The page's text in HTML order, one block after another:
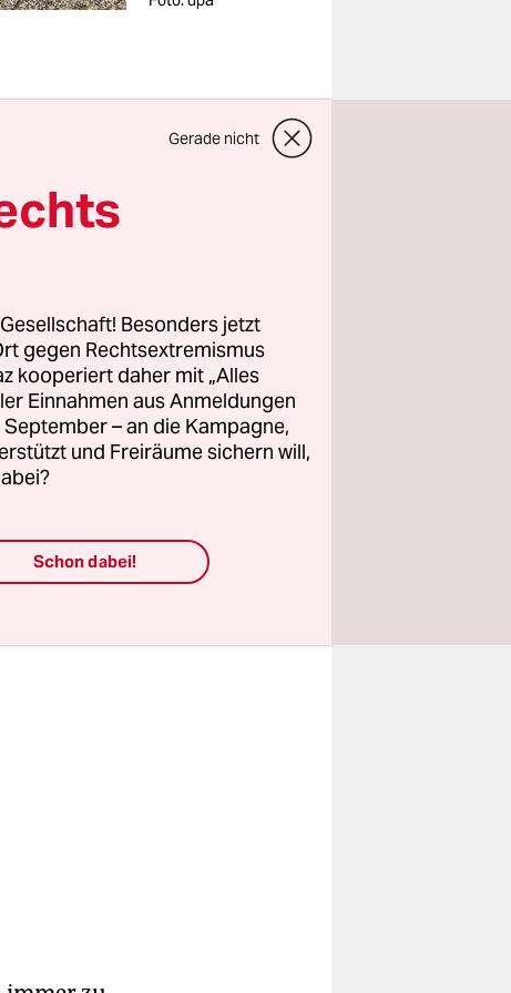
man hätte
die
Blatt­salat
und
Garten
Gerade nicht
Besonders jetzt
gegen Rechtsextremismus
kooperiert daher mit „Alles
Einnahmen aus Anmeldungen
– an die Kampagne,
und Freiräume sichern will,
Schon dabei!